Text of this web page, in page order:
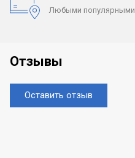
Любыми популярными
Отзывы
Оставить отзыв